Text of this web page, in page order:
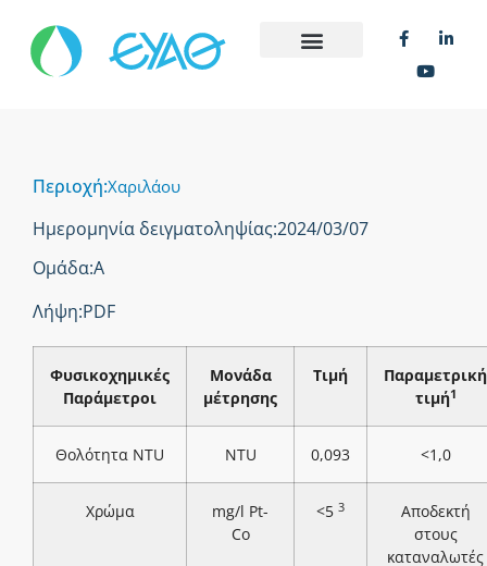
Περιοχή:Χαριλάου
Ημερομηνία δειγματοληψίας:2024/03/07
Ομάδα:Α
Λήψη:PDF
Φυσικοχημικές
Παράμετροι
Μονάδα
μέτρησης
Τιμή
Παραμετρική
τιμή1
Θολότητα NTU NTU 0,093 <1,0
Χρώμα
mg/l Pt-
Co
<5 3
Αποδεκτή
στους
καταναλωτές